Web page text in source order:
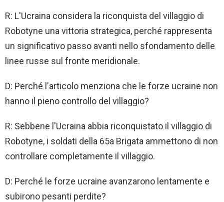
R: L'Ucraina considera la riconquista del villaggio di
Robotyne una vittoria strategica, perché rappresenta
un significativo passo avanti nello sfondamento delle
linee russe sul fronte meridionale.
D: Perché l'articolo menziona che le forze ucraine non
hanno il pieno controllo del villaggio?
R: Sebbene l'Ucraina abbia riconquistato il villaggio di
Robotyne, i soldati della 65a Brigata ammettono di non
controllare completamente il villaggio.
D: Perché le forze ucraine avanzarono lentamente e
subirono pesanti perdite?